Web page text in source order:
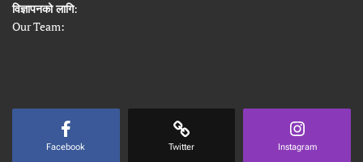
विज्ञापनको लागि:
Our Team:
Facebook Twitter Instagram